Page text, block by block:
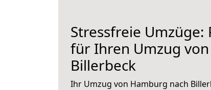
Stressfreie
für Ihren Umzug
Billerbeck
Ihr Umzug von Hamburg nach